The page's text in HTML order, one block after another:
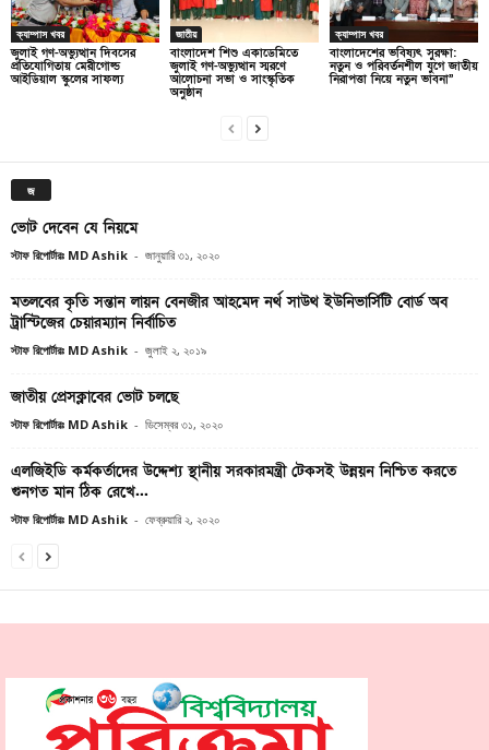
ক্যাম্পাস খবর
জুলাই গণ-অভ্যুত্থান দিবসের
প্রতিযোগিতায় মেরীগোল্ড
আইডিয়াল স্কুলের সাফল্য
জাতীয়
বাংলাদেশ শিশু একাডেমিতে
জুলাই গণ-অভ্যুত্থান স্মরণে
আলোচনা সভা ও সাংস্কৃতিক
অনুষ্ঠান
ক্যাম্পাস খবর
বাংলাদেশের ভবিষ্যৎ সুরক্ষা:
নতুন ও পরিবর্তনশীল যুগে জাতীয়
নিরাপত্তা নিয়ে নতুন ভাবনা”
জ
ভোট দেবেন যে নিয়মে
স্টাফ রিপোর্টারঃ MD Ashik - জানুয়ারি ৩১, ২০২০
মতলবের কৃতি সন্তান লায়ন বেনজীর আহমেদ নর্থ সাউথ ইউনিভার্সিটি বোর্ড অব
ট্রাস্টিজের চেয়ারম্যান নির্বাচিত
স্টাফ রিপোর্টারঃ MD Ashik - জুলাই ২, ২০১৯
জাতীয় প্রেসক্লাবের ভোট চলছে
স্টাফ রিপোর্টারঃ MD Ashik - ডিসেম্বর ৩১, ২০২০
এলজিইডি কর্মকর্তাদের উদ্দেশ্য স্থানীয় সরকারমন্ত্রী টেকসই উন্নয়ন নিশ্চিত করতে
গুনগত মান ঠিক রেখে...
স্টাফ রিপোর্টারঃ MD Ashik - ফেব্রুয়ারি ২, ২০২০